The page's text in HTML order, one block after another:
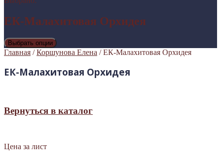
ЕК-Малахитовая Орхидея
Выбрать опции
Главная /Коршунова Елена / ЕК-Малахитовая Орхидея
ЕК-Малахитовая Орхидея
Вернуться в каталог
Цена за лист